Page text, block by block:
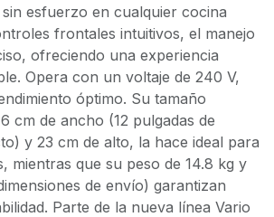
esfuerzo en cualquier cocina
frontales intuitivos, el manejo
ofreciendo una experiencia
Opera con un voltaje de 240 V,
óptimo. Su tamaño
cm de ancho (12 pulgadas de
y 23 cm de alto, la hace ideal para
mientras que su peso de 14.8 kg y
de envío) garantizan
Parte de la nueva línea Vario